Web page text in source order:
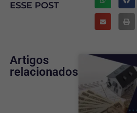
ESSE POST
Artigos
relacionados